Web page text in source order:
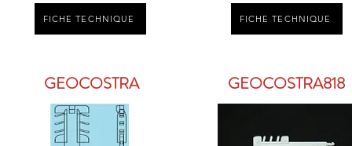
FICHE TECHNIQUE FICHE TECHNIQUE
GEOCOSTRA GEOCOSTRA818